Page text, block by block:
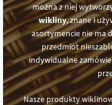
można z niej
wikliny, znane i
asortymencie nie ma
przedmiot
indywidualne
Nasze produkty